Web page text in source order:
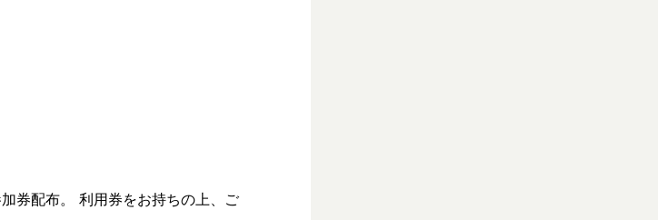
券配布。 利用券をお持ちの上、ご